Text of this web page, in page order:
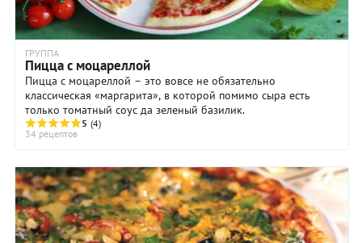
ГРУППА
Пицца с моцареллой
Пицца с моцареллой – это вовсе не обязательно
классическая «маргарита», в которой помимо сыра есть
только томатный соус да зеленый базилик.
5 (4)
34 рецептов